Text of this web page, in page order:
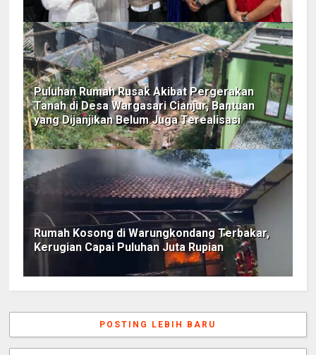
Puluhan Rumah Rusak Akibat Pergerakan
Tanah di Desa Wargasari Cianjur, Bantuan
yang Dijanjikan Belum Juga Terealisasi
Rumah Kosong di Warungkondang Terbakar,
Kerugian Capai Puluhan Juta Rupian
POSTING LEBIH BARU